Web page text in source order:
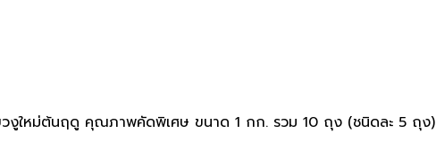
ยวงูใหม่ต้นฤดู คุณภาพคัดพิเศษ ขนาด 1 กก. รวม 10 ถุง (ชนิดละ 5 ถุง)